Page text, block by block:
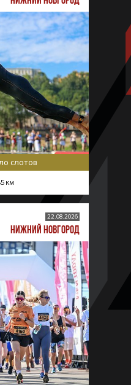
слотов
км
22.08.2026
НИЖНИЙ НОВГОРОД